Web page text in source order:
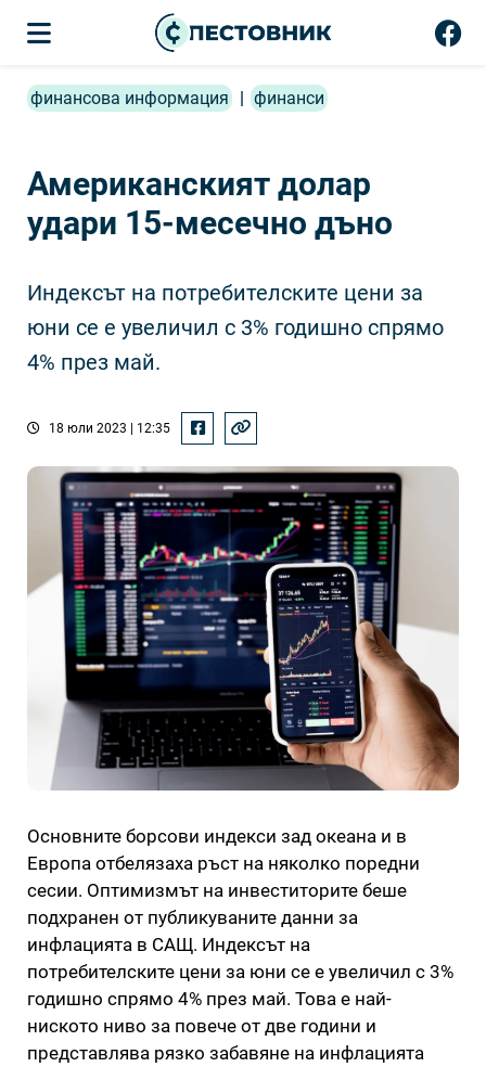
финансова информация | финанси
Американският долар
удари 15-месечно дъно
Индексът на потребителските цени за
юни се е увеличил с 3% годишно спрямо
4% през май.
18 юли 2023 | 12:35
Основните борсови индекси зад океана и в
Европа отбелязаха ръст на няколко поредни
сесии. Оптимизмът на инвеститорите беше
подхранен от публикуваните данни за
инфлацията в САЩ. Индексът на
потребителските цени за юни се е увеличил с 3%
годишно спрямо 4% през май. Това е най-
ниското ниво за повече от две години и
представлява рязко забавяне на инфлацията